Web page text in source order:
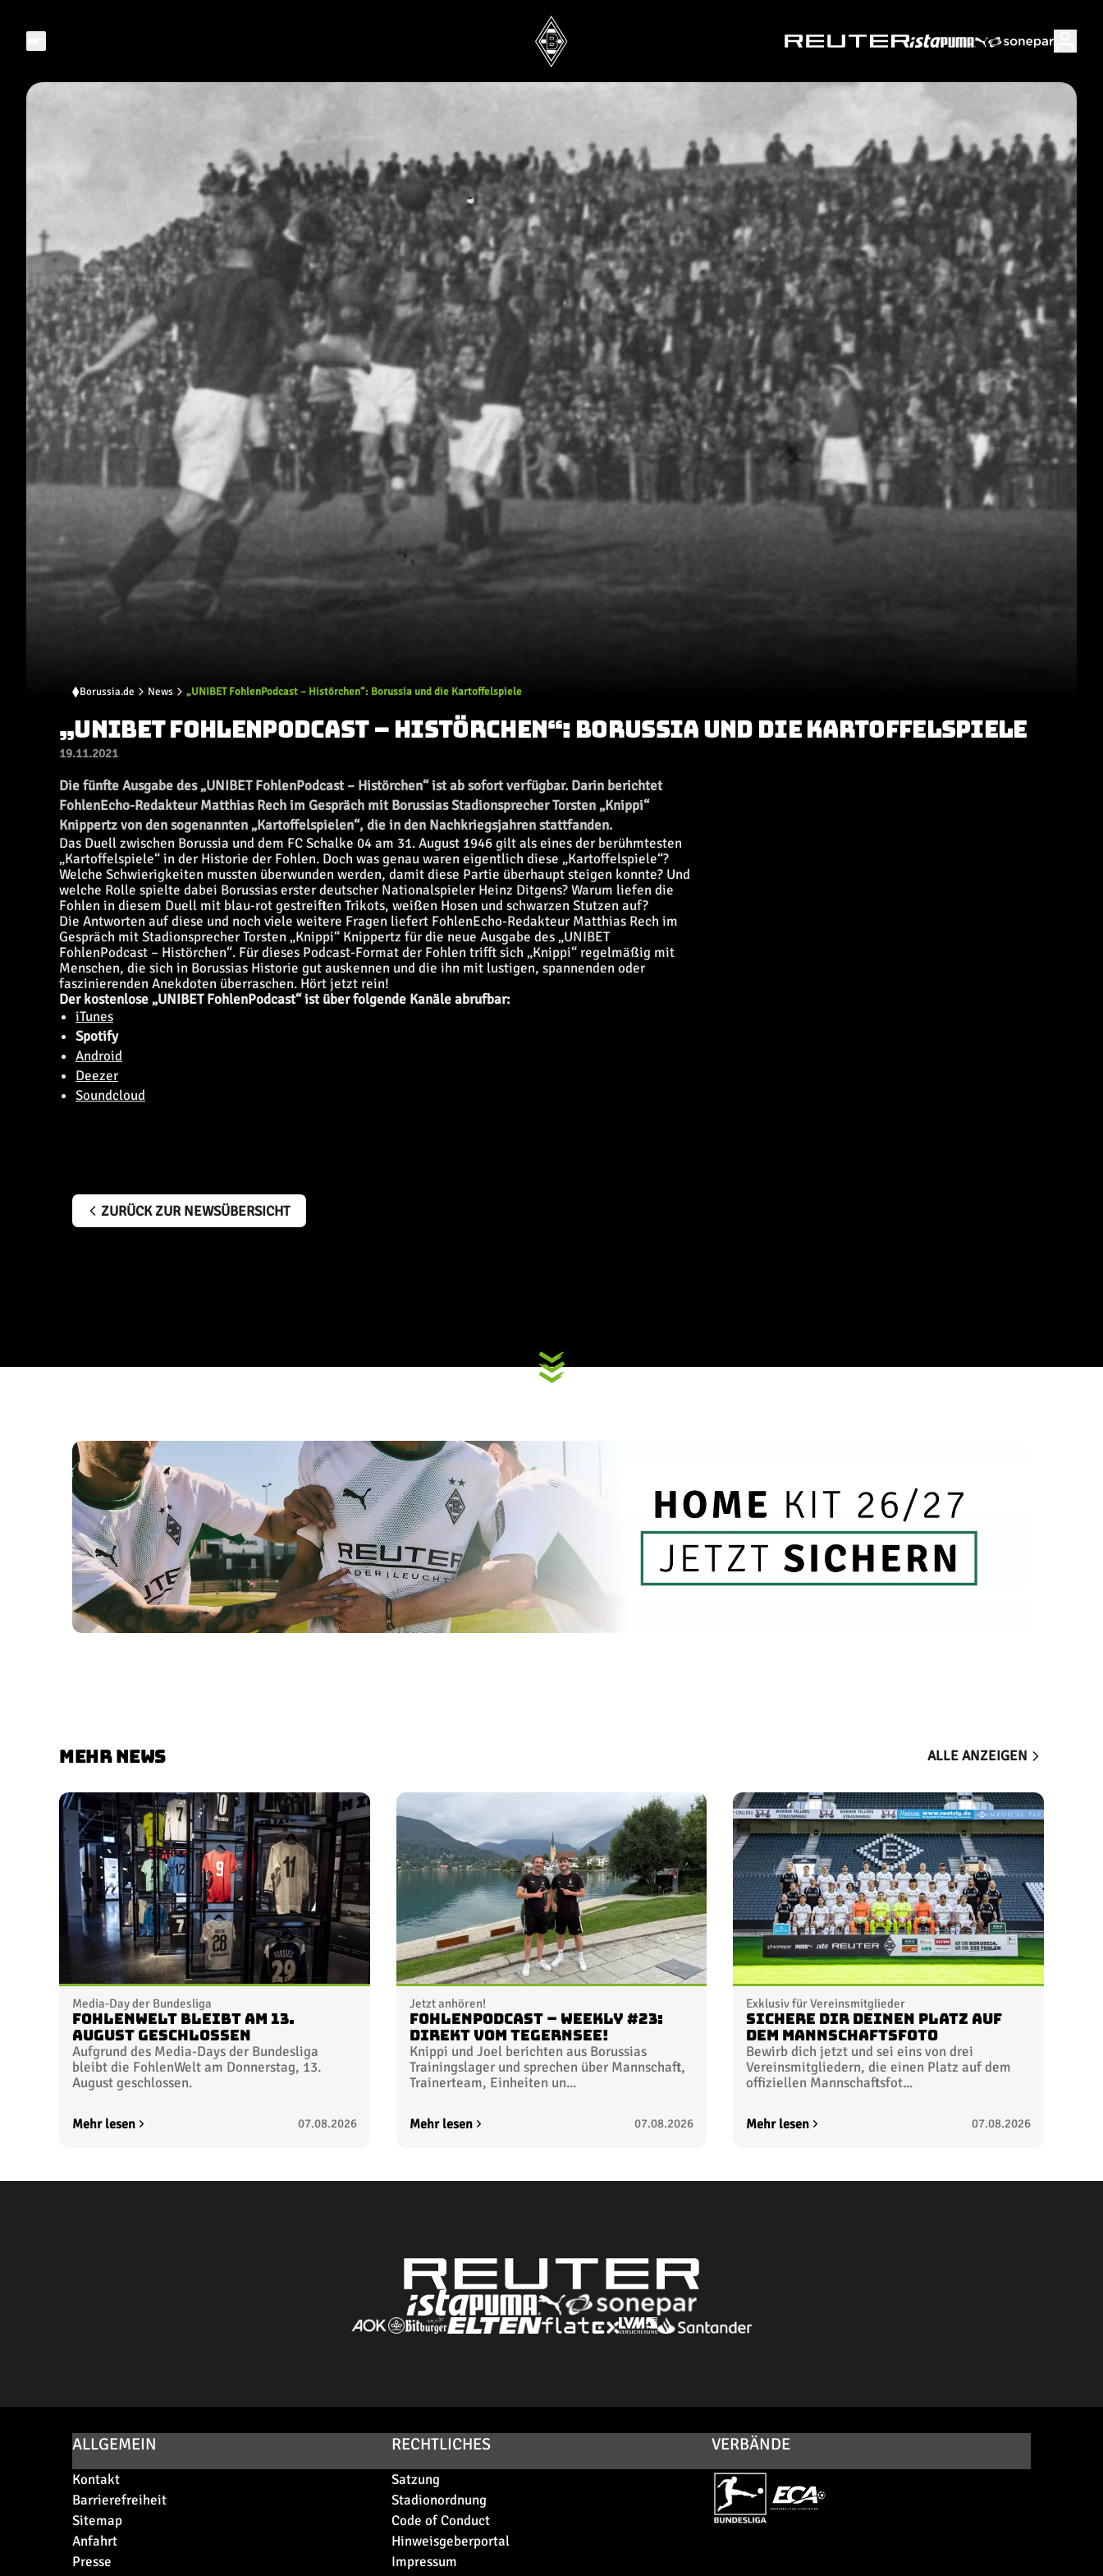
Borussia.de News „UNIBET FohlenPodcast – Histörchen“: Borussia und die Kartoffelspiele
„UNIBET FOHLENPODCAST – HISTÖRCHEN“: BORUSSIA UND DIE KARTOFFELSPIELE
19.11.2021
Die fünfte Ausgabe des „UNIBET FohlenPodcast – Histörchen“ ist ab sofort verfügbar. Darin berichtet
FohlenEcho-Redakteur Matthias Rech im Gespräch mit Borussias Stadionsprecher Torsten „Knippi“
Knippertz von den sogenannten „Kartoffelspielen“, die in den Nachkriegsjahren stattfanden.
Das Duell zwischen Borussia und dem FC Schalke 04 am 31. August 1946 gilt als eines der berühmtesten
„Kartoffelspiele“ in der Historie der Fohlen. Doch was genau waren eigentlich diese „Kartoffelspiele“?
Welche Schwierigkeiten mussten überwunden werden, damit diese Partie überhaupt steigen konnte? Und
welche Rolle spielte dabei Borussias erster deutscher Nationalspieler Heinz Ditgens? Warum liefen die
Fohlen in diesem Duell mit blau-rot gestreiften Trikots, weißen Hosen und schwarzen Stutzen auf?
Die Antworten auf diese und noch viele weitere Fragen liefert FohlenEcho-Redakteur Matthias Rech im
Gespräch mit Stadionsprecher Torsten „Knippi“ Knippertz für die neue Ausgabe des „UNIBET
FohlenPodcast – Histörchen“. Für dieses Podcast-Format der Fohlen trifft sich „Knippi“ regelmäßig mit
Menschen, die sich in Borussias Historie gut auskennen und die ihn mit lustigen, spannenden oder
faszinierenden Anekdoten überraschen. Hört jetzt rein!
Der kostenlose „UNIBET FohlenPodcast“ ist über folgende Kanäle abrufbar:
iTunes
Spotify
Android
Deezer
Soundcloud
ZURÜCK ZUR NEWSÜBERSICHT
MEHR NEWS ALLE ANZEIGEN
Media-Day der Bundesliga
FohlenWelt bleibt am 13.
August geschlossen
Aufgrund des Media-Days der Bundesliga
bleibt die FohlenWelt am Donnerstag, 13.
August geschlossen.
Mehr lesen 07.08.2026
Jetzt anhören!
FohlenPodcast – Weekly #23:
Direkt vom Tegernsee!
Knippi und Joel berichten aus Borussias
Trainingslager und sprechen über Mannschaft,
Trainerteam, Einheiten un...
Mehr lesen 07.08.2026
Exklusiv für Vereinsmitglieder
Sichere dir deinen Platz auf
dem Mannschaftsfoto
Bewirb dich jetzt und sei eins von drei
Vereinsmitgliedern, die einen Platz auf dem
offiziellen Mannschaftsfot...
Mehr lesen 07.08.2026
ALLGEMEIN
Kontakt
Barrierefreiheit
Sitemap
Anfahrt
Presse
RECHTLICHES
Satzung
Stadionordnung
Code of Conduct
Hinweisgeberportal
Impressum
VERBÄNDE